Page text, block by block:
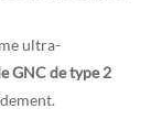
ultra-
GNC de type 2